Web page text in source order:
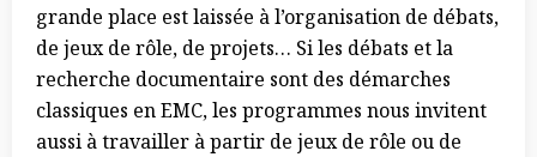
grande place est laissée à l’organisation de débats,
de jeux de rôle, de projets… Si les débats et la
recherche documentaire sont des démarches
classiques en EMC, les programmes nous invitent
aussi à travailler à partir de jeux de rôle ou de